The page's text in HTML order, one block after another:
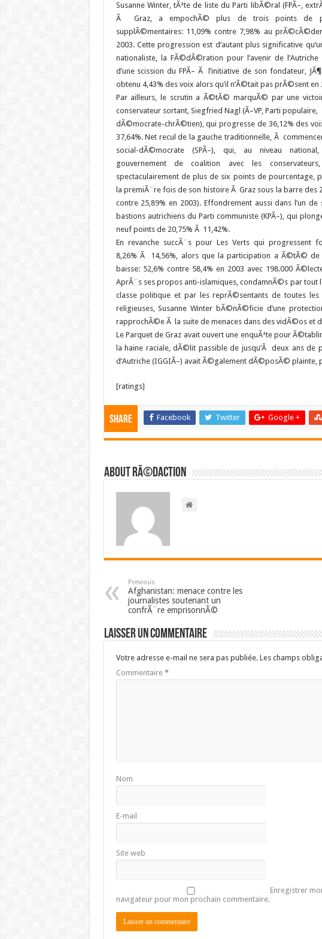
Susanne Winter,tÃªte de liste du Parti libÃ©ral (FPÃ–,
Ã Graz, a empochÃ© plus de trois points de
supplÃ©mentaires: 11,09% contre 7,98% au
2003. Cette progression est d’autant plus significative
nationaliste, la FÃ©dÃ©ration pour l’avenir de l’Autriche
d’une scission du FPÃ– Ã l’initiative de son fondateur,
obtenu 4,43% des voix alors qu’il n’Ã©tait pas prÃ©sent en
Par ailleurs, le scrutin a Ã©tÃ© marquÃ© par une
conservateur sortant, Siegfried Nagl (Ã–VP, Parti populaire,
dÃ©mocrate-chrÃ©tien), qui progresse de 36,12% des
37,64%. Net recul de la gauche traditionnelle, Ã
social-dÃ©mocrate (SPÃ–), qui, au niveau
gouvernement de coalition avec les
spectaculairement de plus de six points de pourcentage,
la premiÃ¨re fois de son histoire Ã Graz sous la barre des
contre 25,89% en 2003). Effondrement aussi dans l’un de
bastions autrichiens du Parti communiste (KPÃ–), qui
neuf points de 20,75% Ã 11,42%.
En revanche succÃ¨s pour Les Verts qui progressent
8,26% Ã 14,56%, alors que la participation a Ã©tÃ© de
baisse: 52,6% contre 58,4% en 2003 avec 198.000
AprÃ¨s ses propos anti-islamiques, condamnÃ©s par tout
classe politique et par les reprÃ©sentants de toutes les
religieuses, Susanne Winter bÃ©nÃ©ficie d’une
rapprochÃ©e Ã la suite de menaces dans des vidÃ©os et
Le Parquet de Graz avait ouvert une enquÃªte pour
la haine raciale, dÃ©lit passible de jusqu’Ã deux ans de
d’Autriche (IGGIÃ–) avait Ã©galement dÃ©posÃ© plainte,
[ratings]
Share Facebook Twitter Google +
About RÃ©daction
Previous
Afghanistan: menace contre les
journalistes soutenant un
confrÃ¨re emprisonnÃ©
Laisser un commentaire
Votre adresse e-mail ne sera pas publiée. Les champs
Commentaire *
Nom
E-mail
Site web
Enregistrer
navigateur pour mon prochain commentaire.